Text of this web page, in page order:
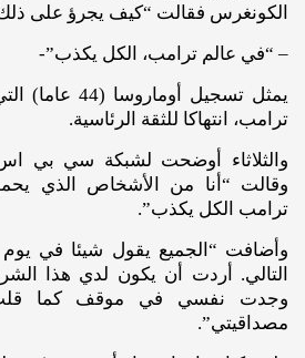
الكونغرس فقالت “كيف يجرؤ على
– “في عالم ترامب، الكل يكذب”-
يمثل تسجيل
ترامب، انتهاكا للثقة الرئاسية.
والثلاثاء أوضحت لشبكة سي بي
وقالت “أنا من الأشخاص الذي
ترامب الكل يكذب”.
وأضافت “الجميع يقول شيئا في يوم
التالي. أردت أن يكون لدي هذا
وجدت نفسي في موقف كما
مصداقيتي”.